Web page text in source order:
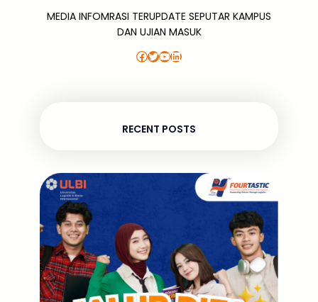
MEDIA INFOMRASI TERUPDATE SEPUTAR KAMPUS
DAN UJIAN MASUK
Facebook Twitter YouTube LinkedIn
RECENT POSTS